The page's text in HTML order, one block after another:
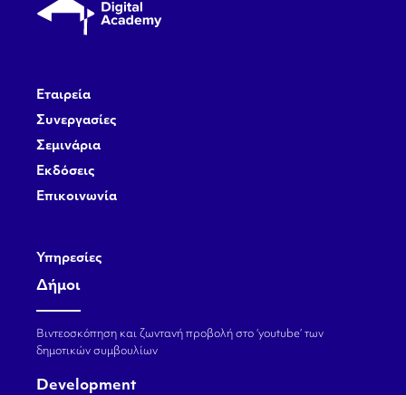
Εταιρεία
Συνεργασίες
Σεμινάρια
Εκδόσεις
Επικοινωνία
Υπηρεσίες
Δήμοι
Βιντεοσκόπηση και ζωντανή προβολή στο ‘youtube’ των
δημοτικών συμβουλίων
Development